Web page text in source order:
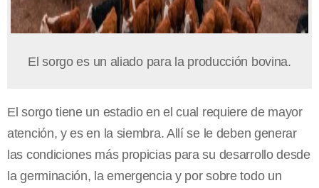
El sorgo es un aliado para la producción bovina.
El sorgo tiene un estadio en el cual requiere de mayor
atención, y es en la siembra. Allí se le deben generar
las condiciones más propicias para su desarrollo desde
la germinación, la emergencia y por sobre todo un